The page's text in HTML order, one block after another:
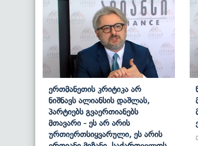
Ერთმანეთის Კრიტიკა Არ
Ნიშნავს Ალიანსის Დაშლას,
Პარტიებს Გვაერთიანებს
Მთავარი - Ეს Არ Არის
Ურთიერთსიყვარული, Ეს Არის